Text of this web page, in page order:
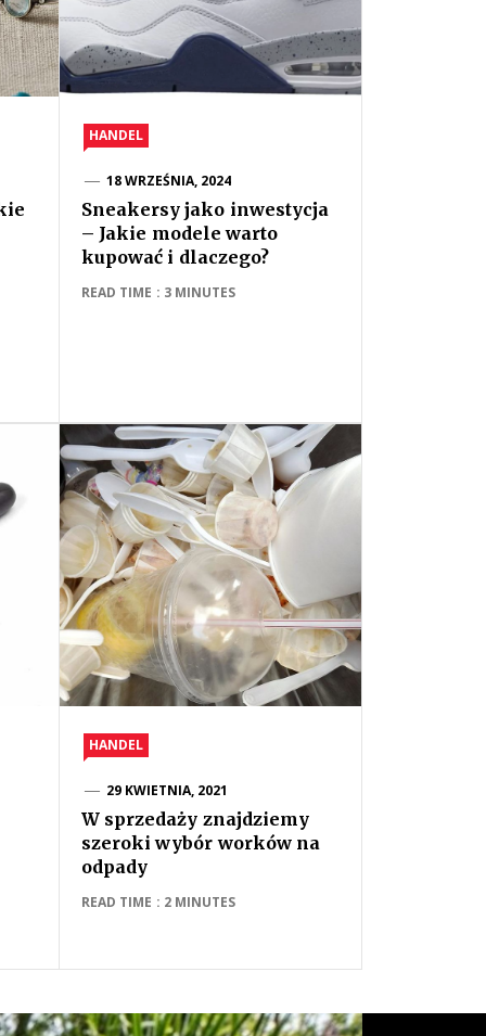
HANDEL
18 WRZEŚNIA, 2024
Sneakersy jako inwestycja
– Jakie modele warto
kupować i dlaczego?
READ TIME : 3 MINUTES
HANDEL
29 KWIETNIA, 2021
W sprzedaży znajdziemy
szeroki wybór worków na
odpady
READ TIME : 2 MINUTES